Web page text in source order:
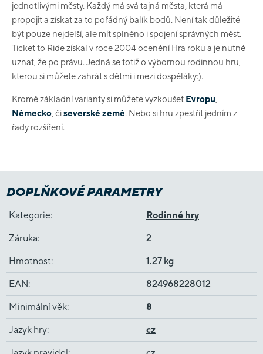
jednotlivými městy. Každý má svá tajná města, která má
propojit a získat za to pořádný balík bodů. Není tak důležité
být pouze nejdelší, ale mít splněno i spojení správných měst.
Ticket to Ride získal v roce 2004 ocenění Hra roku a je nutné
uznat, že po právu. Jedná se totiž o výbornou rodinnou hru,
kterou si můžete zahrát s dětmi i mezi dospěláky:).
Kromě základní varianty si můžete vyzkoušet Evropu
Německo , čiseverské země. Nebo si hru zpestřit jedním z
řady rozšíření.
DOPLŇKOVÉ PARAMETRY
Kategorie: Rodinné hry
Záruka: 2
Hmotnost: 1.27 kg
EAN: 824968228012
Minimální věk: 8
Jazyk hry: cz